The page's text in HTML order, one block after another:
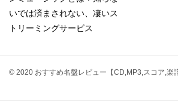
いでは済まされない、凄いス
トリーミングサービス
© 2020 おすすめ名盤レビュー【CD,MP3,スコア,楽